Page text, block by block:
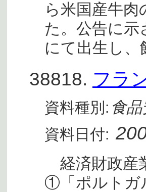
ら米国産牛
た。公告に
にて出生し
38818. フラ
資料種別: 食
資料日付:
経済財政産
①「ポルトガ